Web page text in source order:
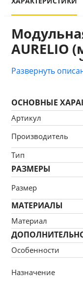
AURELIO
мебельная
Ширина:
Глубина: 455
Высота: 777 мм
Материалы:
ЛДСП 16 мм
Кромка ПВХ 2
ЛДСП 10 мм
Дно ящика ДВП
Развернуть
ОСНОВНЫЕ
Артикул
Производитель
Тип
РАЗМЕРЫ
Размер
МАТЕРИАЛЫ
Материал
Особенности
Назначение